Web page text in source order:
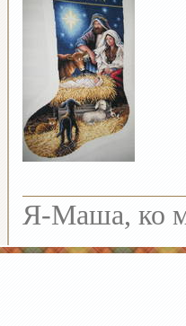
Я-Маша, ко